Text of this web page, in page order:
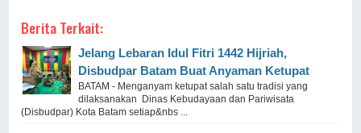
Berita Terkait:
Jelang Lebaran Idul Fitri 1442 Hijriah,
Disbudpar Batam Buat Anyaman Ketupat
BATAM - Menganyam ketupat salah satu tradisi yang
dilaksanakan Dinas Kebudayaan dan Pariwisata
(Disbudpar) Kota Batam setiap&nbs ...